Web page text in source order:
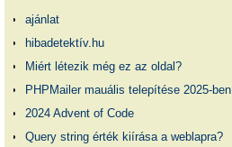
ajánlat
hibadetektív.hu
Miért létezik még ez az oldal?
PHPMailer mauális telepítése 2025-ben
2024 Advent of Code
Query string érték kiírása a weblapra?